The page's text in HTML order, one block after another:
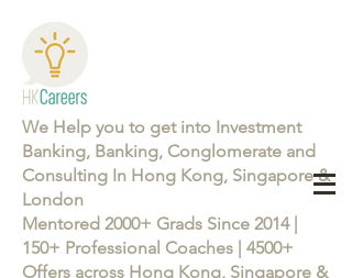
We Help you to get into Investment
Banking, Banking, Conglomerate and
Consulting In Hong Kong, Singapore &
London
Mentored 2000+ Grads Since 2014 |
150+ Professional Coaches | 4500+
Offers across Hong Kong, Singapore &